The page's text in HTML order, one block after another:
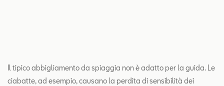
Il tipico abbigliamento da spiaggia non è adatto per la guida. Le
ciabatte, ad esempio, causano la perdita di sensibilità dei